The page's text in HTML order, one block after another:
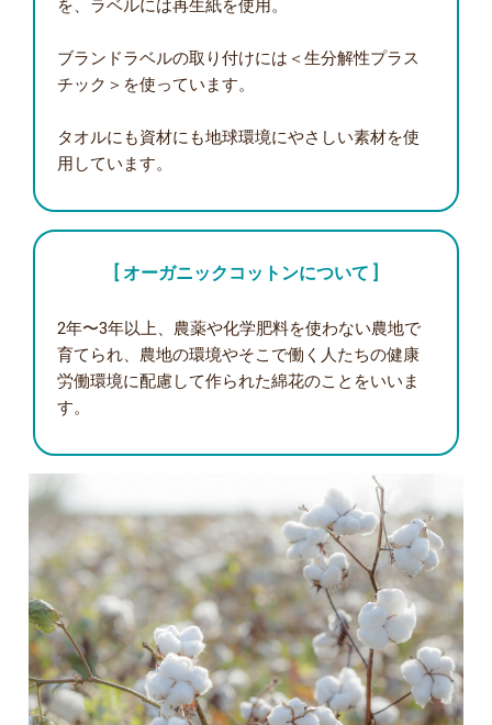
を、ラベルには再生紙を使用。
ブランドラベルの取り付けには＜生分解性プラス
チック＞を使っています。
タオルにも資材にも地球環境にやさしい素材を使
用しています。
[ オーガニックコットンについて ]
2年〜3年以上、農薬や化学肥料を使わない農地で
育てられ、農地の環境やそこで働く人たちの健康
労働環境に配慮して作られた綿花のことをいいま
す。